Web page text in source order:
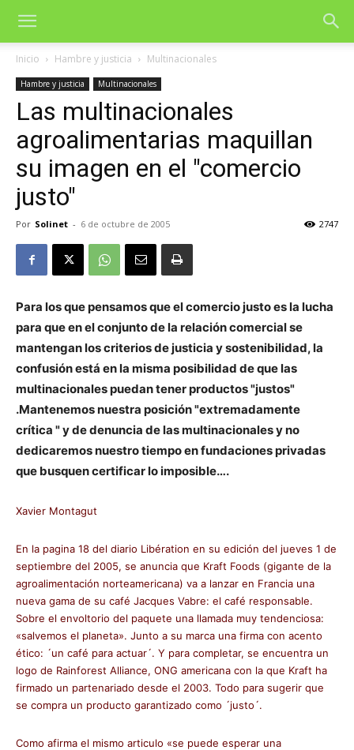
Inicio Hambre y justicia Multinacionales
Hambre y justicia Multinacionales
Las multinacionales
agroalimentarias maquillan
su imagen en el "comercio
justo"
Por Solinet - 6 de octubre de 2005 2747
Para los que pensamos que el comercio justo es la lucha
para que en el conjunto de la relación comercial se
mantengan los criterios de justicia y sostenibilidad, la
confusión está en la misma posibilidad de que las
multinacionales puedan tener productos "justos"
.Mantenemos nuestra posición "extremadamente
crítica " y de denuncia de las multinacionales y no
dedicaremos nuestro tiempo en fundaciones privadas
que busquen certificar lo imposible….
Xavier Montagut
En la pagina 18 del diario Libération en su edición del jueves 1 de
septiembre del 2005, se anuncia que Kraft Foods (gigante de la
agroalimentación norteamericana) va a lanzar en Francia una
nueva gama de su café Jacques Vabre: el café responsable.
Sobre el envoltorio del paquete una llamada muy tendenciosa:
«salvemos el planeta». Junto a su marca una firma con acento
ético: ´un café para actuar´. Y para completar, se encuentra un
logo de Rainforest Alliance, ONG americana con la que Kraft ha
firmado un partenariado desde el 2003. Todo para sugerir que
se compra un producto garantizado como ´justo´.
Como afirma el mismo articulo «se puede esperar una